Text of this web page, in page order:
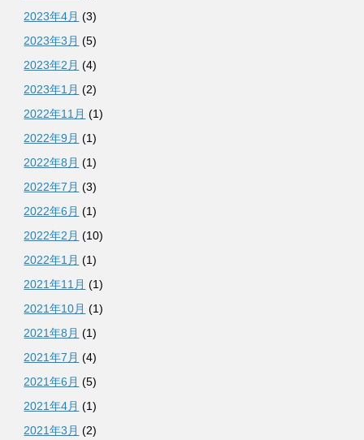
2023年4月 (3)
2023年3月 (5)
2023年2月 (4)
2023年1月 (2)
2022年11月 (1)
2022年9月 (1)
2022年8月 (1)
2022年7月 (3)
2022年6月 (1)
2022年2月 (10)
2022年1月 (1)
2021年11月 (1)
2021年10月 (1)
2021年8月 (1)
2021年7月 (4)
2021年6月 (5)
2021年4月 (1)
2021年3月 (2)